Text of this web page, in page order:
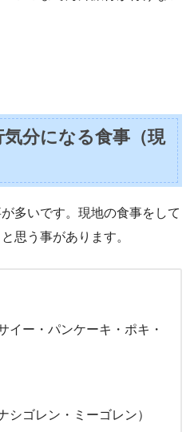
分になる食事（現
多いです。現地の食事をして
思う事があります。
イー・パンケーキ・ポキ・
シゴレン・ミーゴレン）